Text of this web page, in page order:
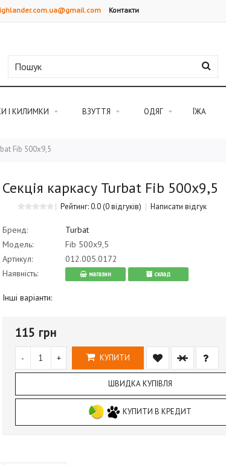
Контакти
І КИЛИМКИ ВЗУТТЯ ОДЯГ ЇЖА
Fib 500x9,5
Секція каркасу Turbat Fib 500x9,5
Рейтинг: 0.0(0 відгуків) Написати відгук
Бренд:
Turbat
Модель:
Fib 500x9,5
Артикул:
012.005.0172
Наявність:
магазин cклад
Інші варіанти:
115 грн
- + КУПИТИ
ШВИДКА КУПІВЛЯ
КУПИТИ В КРЕДИТ